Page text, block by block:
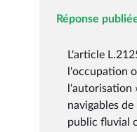
Réponse
L'article
l'occupation
l'autorisation
navigables
public fluvial